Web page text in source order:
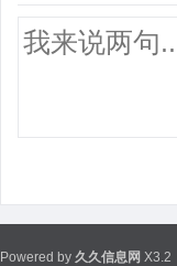
Powered by 久久信息网 X3.2